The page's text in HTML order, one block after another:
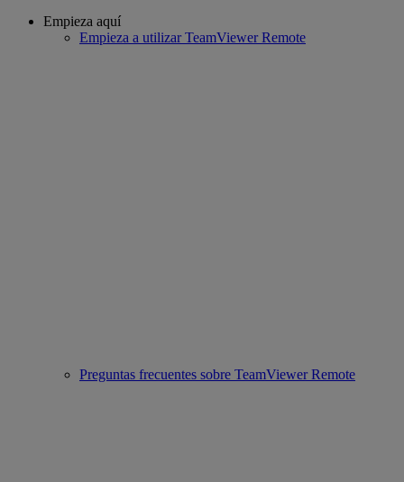
Empieza aquí
Empieza a utilizar TeamViewer Remote
Preguntas frecuentes sobre TeamViewer Remote